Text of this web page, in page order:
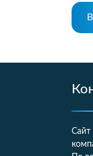
Сайт